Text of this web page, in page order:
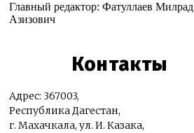
Главный редактор: Фатуллаев Милрад
Азизович
Контакты
Адрес: 367003,
Республика Дагестан,
г. Махачкала, ул. И. Казака,